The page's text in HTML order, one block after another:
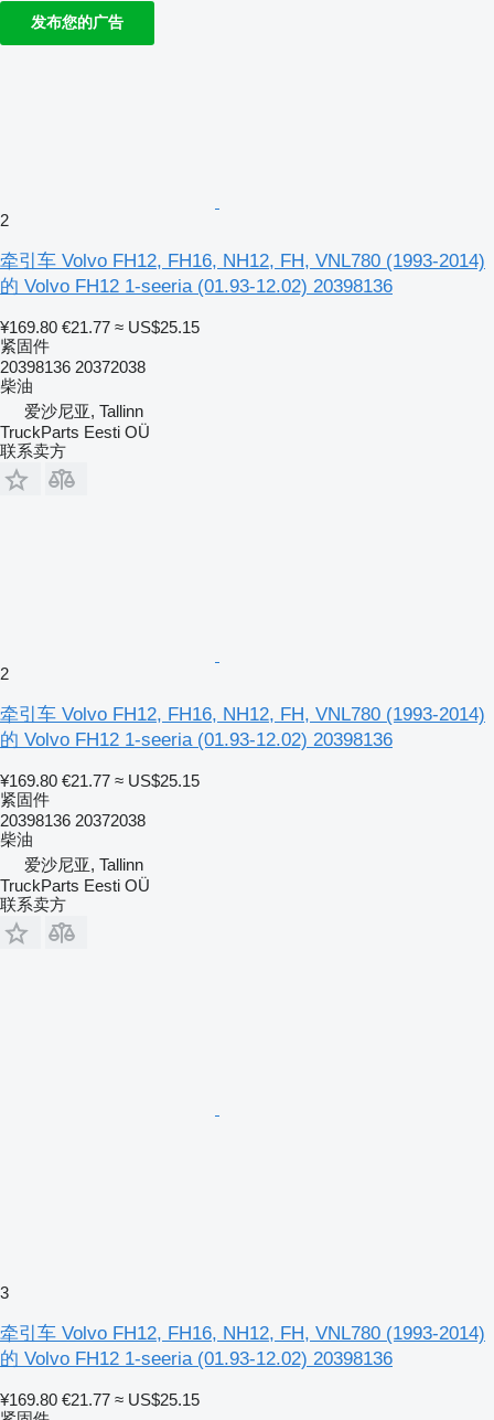
发布您的广告
2
牵引车 Volvo FH12, FH16, NH12, FH, VNL780 (1993-2014)
的 Volvo FH12 1-seeria (01.93-12.02) 20398136
¥169.80 €21.77 ≈ US$25.15
紧固件
20398136 20372038
柴油
爱沙尼亚, Tallinn
TruckParts Eesti OÜ
联系卖方
2
牵引车 Volvo FH12, FH16, NH12, FH, VNL780 (1993-2014)
的 Volvo FH12 1-seeria (01.93-12.02) 20398136
¥169.80 €21.77 ≈ US$25.15
紧固件
20398136 20372038
柴油
爱沙尼亚, Tallinn
TruckParts Eesti OÜ
联系卖方
3
牵引车 Volvo FH12, FH16, NH12, FH, VNL780 (1993-2014)
的 Volvo FH12 1-seeria (01.93-12.02) 20398136
¥169.80 €21.77 ≈ US$25.15